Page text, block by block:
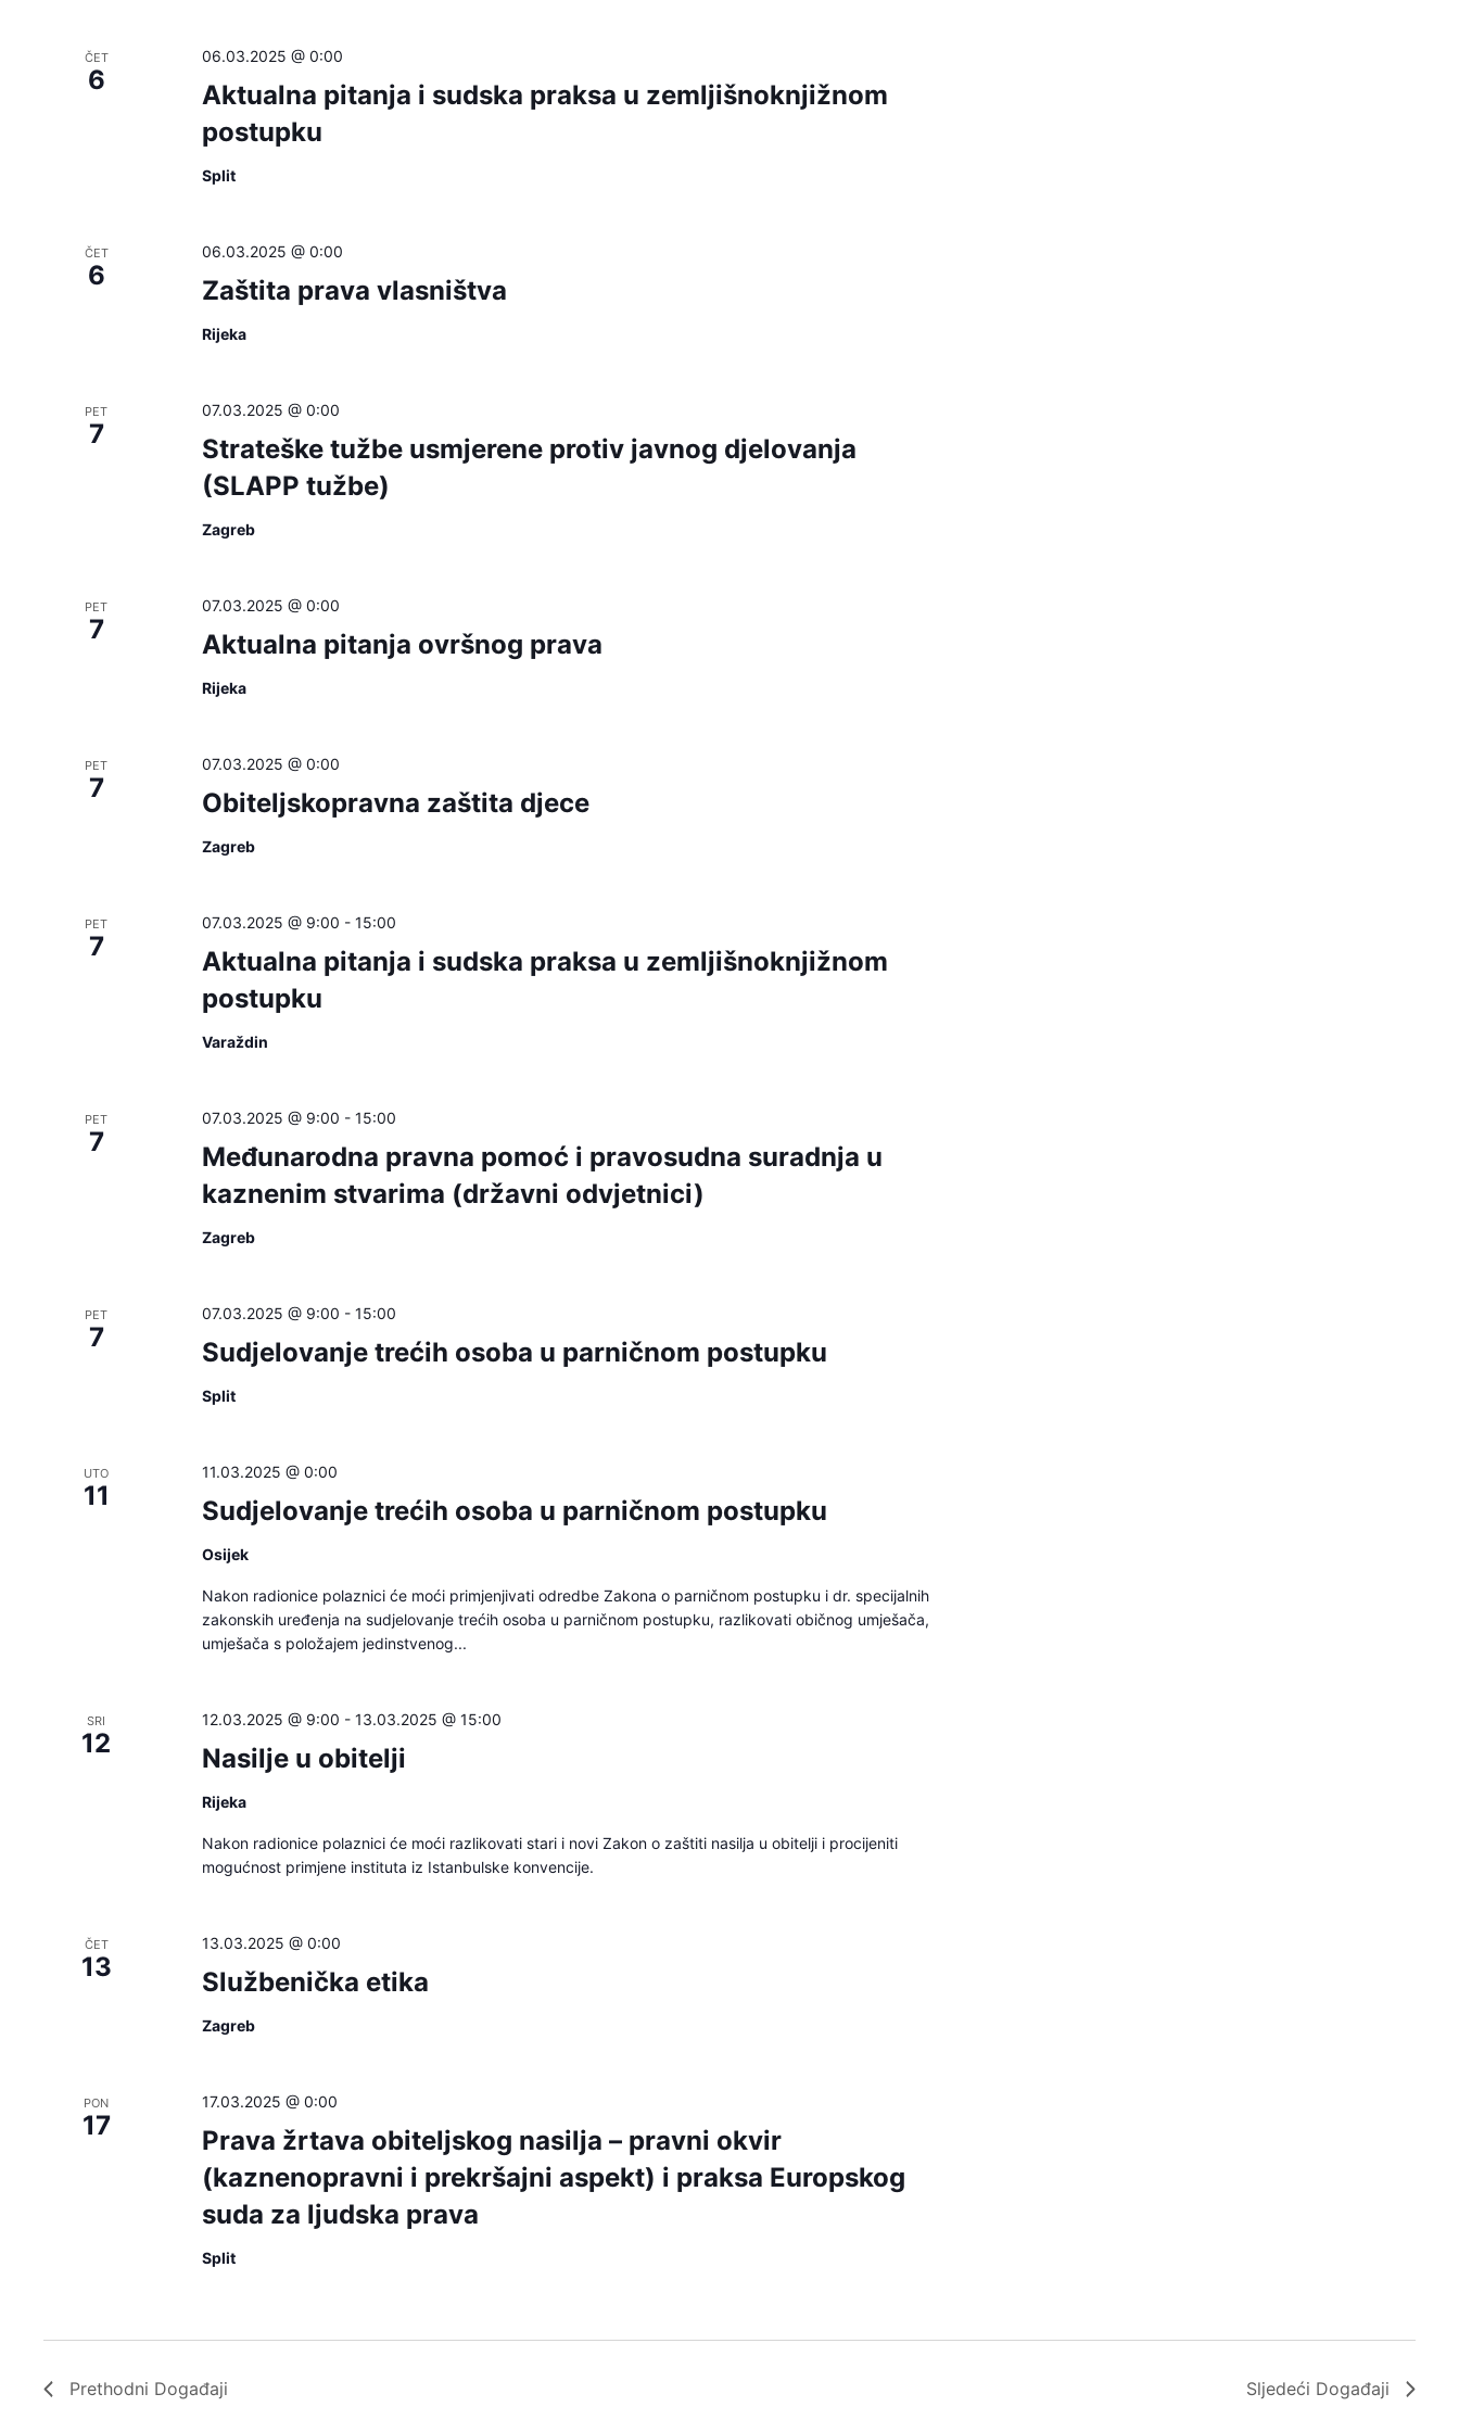
causeČET
6
Aktualna pitanja i sudska praksa u zemljišnoknjižnom
postupku
06.03.2025 @ 0:00
Split
ČET
6 Zaštita prava vlasništva
06.03.2025 @ 0:00
Rijeka
PET
7
Strateške tužbe usmjerene protiv javnog djelovanja
(SLAPP tužbe)
07.03.2025 @ 0:00
Zagreb
PET
7 Aktualna pitanja ovršnog prava
07.03.2025 @ 0:00
Rijeka
PET
7 Obiteljskopravna zaštita djece
07.03.2025 @ 0:00
Zagreb
PET
7
Aktualna pitanja i sudska praksa u zemljišnoknjižnom
postupku
07.03.2025 @ 9:00 - 15:00
Varaždin
PET
7
Međunarodna pravna pomoć i pravosudna suradnja u
kaznenim stvarima (državni odvjetnici)
07.03.2025 @ 9:00 - 15:00
Zagreb
PET
7 Sudjelovanje trećih osoba u parničnom postupku
07.03.2025 @ 9:00 - 15:00
Split
UTO
11 Sudjelovanje trećih osoba u parničnom postupku
11.03.2025 @ 0:00
Osijek
Nakon radionice polaznici će moći primjenjivati odredbe Zakona o parničnom postupku i dr. specijalnih
zakonskih uređenja na sudjelovanje trećih osoba u parničnom postupku, razlikovati običnog umješača,
umješača s položajem jedinstvenog...
SRI
12 Nasilje u obitelji
12.03.2025 @ 9:00 - 13.03.2025 @ 15:00
Rijeka
Nakon radionice polaznici će moći razlikovati stari i novi Zakon o zaštiti nasilja u obitelji i procijeniti
mogućnost primjene instituta iz Istanbulske konvencije.
ČET
13 Službenička etika
13.03.2025 @ 0:00
Zagreb
PON
17
Prava žrtava obiteljskog nasilja – pravni okvir
(kaznenopravni i prekršajni aspekt) i praksa Europskog
suda za ljudska prava
17.03.2025 @ 0:00
Split
Prethodni Događaji Sljedeći Događaji